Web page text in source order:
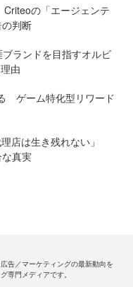
の「エージェンテ
判断
ランドを目指すオルビ
由
ゲーム特化型リワード
理店は生き残れない」
真実
告／マーケティングの最新動向を
専門メディアです。